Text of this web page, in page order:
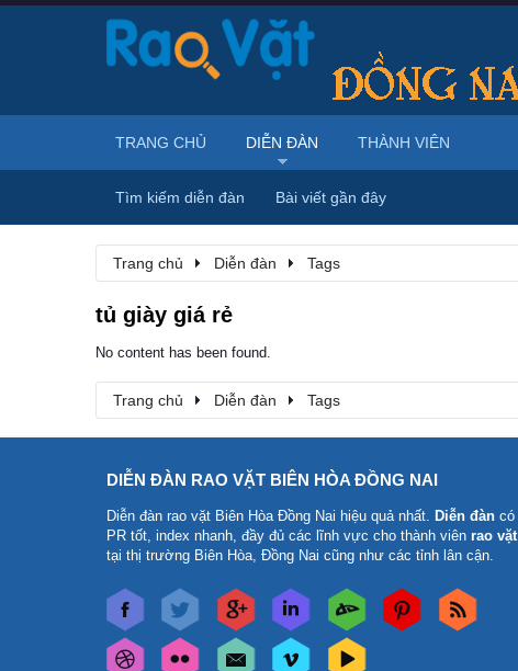
Trang chủ Diễn đàn Tags
tủ giày giá rẻ
No content has been found.
Trang chủ Diễn đàn Tags
TRANG CHỦ DIỄN ĐÀN
Tìm kiếm diễn đàn Bài viết gần đây
THÀNH VIÊN
DIỄN ĐÀN RAO VẶT BIÊN HÒA ĐỒNG NAI
Diễn đàn rao vặt Biên Hòa Đồng Nai hiệu quả nhất. Diễn đàn có
PR tốt, index nhanh, đầy đủ các lĩnh vực cho thành viên rao vặt
tại thị trường Biên Hòa, Đồng Nai cũng như các tỉnh lân cận.